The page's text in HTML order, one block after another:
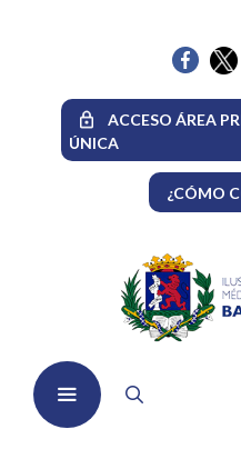
ACCESO ÁREA
ÚNICA
¿CÓMO